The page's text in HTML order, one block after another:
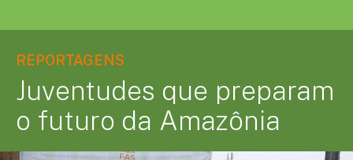
REPORTAGENS
Juventudes que preparam
o futuro da Amazônia